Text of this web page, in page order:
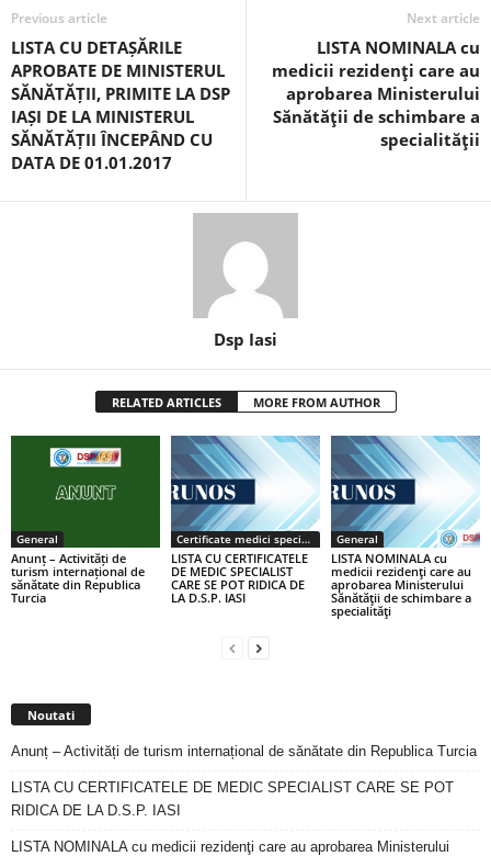
Previous article
LISTA CU DETAȘĂRILE
APROBATE DE MINISTERUL
SĂNĂTĂȚII, PRIMITE LA DSP
IAȘI DE LA MINISTERUL
SĂNĂTĂȚII ÎNCEPÂND CU
DATA DE 01.01.2017
Next article
LISTA NOMINALA cu
medicii rezidenţi care au
aprobarea Ministerului
Sănătăţii de schimbare a
specialităţii
Dsp Iasi
RELATED ARTICLES MORE FROM AUTHOR
General
Anunț – Activități de
turism internațional de
sănătate din Republica
Turcia
Certificate medici specialiști / primari
LISTA CU CERTIFICATELE
DE MEDIC SPECIALIST
CARE SE POT RIDICA DE
LA D.S.P. IASI
General
LISTA NOMINALA cu
medicii rezidenţi care au
aprobarea Ministerului
Sănătăţii de schimbare a
specialităţi
Noutati
Anunț – Activități de turism internațional de sănătate din Republica Turcia
LISTA CU CERTIFICATELE DE MEDIC SPECIALIST CARE SE POT
RIDICA DE LA D.S.P. IASI
LISTA NOMINALA cu medicii rezidenţi care au aprobarea Ministerului